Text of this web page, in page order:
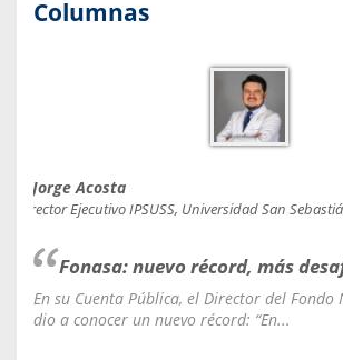
Columnas
Jorge Acosta
Director Ejecutivo IPSUSS, Universidad San
Fonasa: nuevo récord, más
En su Cuenta Pública, el Director del Fondo
dio a conocer un nuevo récord: “En...